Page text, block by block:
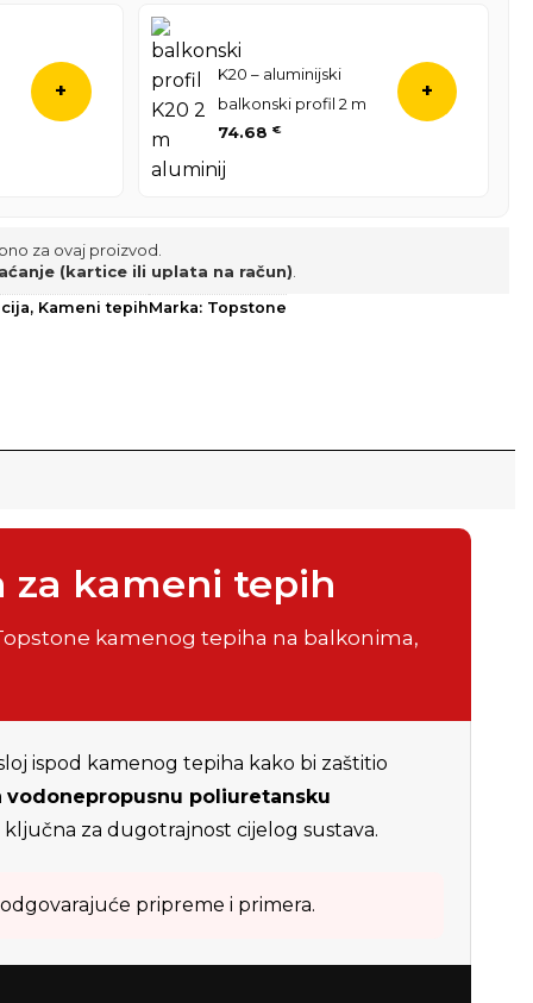
+
K20 – aluminijski
balkonski profil 2 m
74.68 €
+
za ovaj proizvod.
(kartice ili uplata na račun)
, Kameni tepihMarka: Topstone
za kameni tepih
kamenog tepiha na balkonima,
ispod kamenog tepiha kako bi zaštitio
vodonepropusnu poliuretansku
za dugotrajnost cijelog sustava.
pripreme i primera.